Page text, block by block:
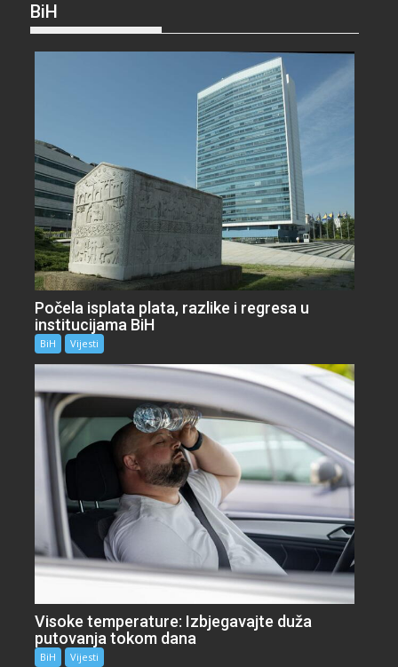
BiH
Počela isplata plata, razlike i regresa u
institucijama BiH
BiH Vijesti
Visoke temperature: Izbjegavajte duža
putovanja tokom dana
BiH Vijesti